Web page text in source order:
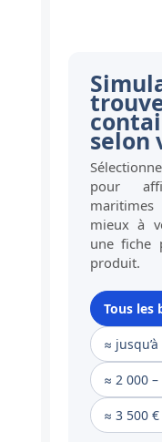
selon
pour
mieux à
une fiche
produit.
Tous les
≈
≈ 2 000
≈ 3 500